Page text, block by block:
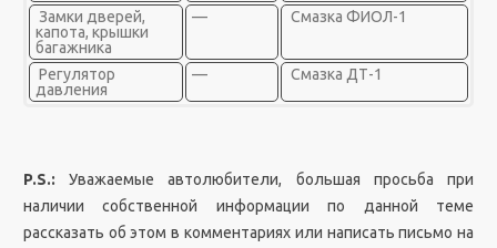
Замки дверей,
капота, крышки
багажника
— Смазка ФИОЛ-1
Регулятор
давления
— Смазка ДТ-1
P.S.: Уважаемые автолюбители, большая просьба при
наличии собственной информации по данной теме
рассказать об этом в комментариях или написать письмо на